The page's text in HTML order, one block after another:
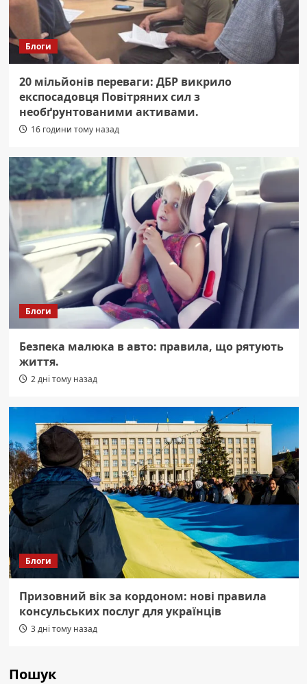
Блоги
20 мільйонів переваги: ДБР викрило
експосадовця Повітряних сил з
необґрунтованими активами.
16 години тому назад
Блоги
Безпека малюка в авто: правила, що рятують
життя.
2 дні тому назад
Блоги
Призовний вік за кордоном: нові правила
консульських послуг для українців
3 дні тому назад
Пошук